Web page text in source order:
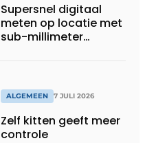
Supersnel digitaal
meten op locatie met
sub-millimeter
ALGEMEEN 7 JULI 2026
Zelf kitten geeft meer
controle